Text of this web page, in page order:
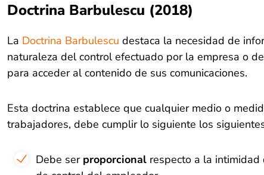
Doctrina Barbulescu (2018)
La Doctrina Barbulescu destaca la necesidad de
naturaleza del control efectuado por la empresa o
para acceder al contenido de sus comunicaciones.
Esta doctrina establece que cualquier medio o
trabajadores, debe cumplir lo siguiente los
Debe ser proporcionalrespecto a la intimidad